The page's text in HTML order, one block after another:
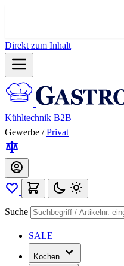
Direkt zum Inhalt
Kühltechnik B2B
Gewerbe / Privat
Suche
SALE
Kochen